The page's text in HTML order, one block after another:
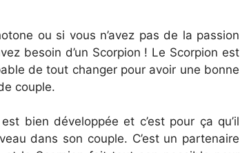
ou si vous n’avez pas de la passion
besoin d’un Scorpion ! Le Scorpion est
de tout changer pour avoir une bonne
couple.
bien développée et c’est pour ça qu’il
dans son couple. C’est un partenaire